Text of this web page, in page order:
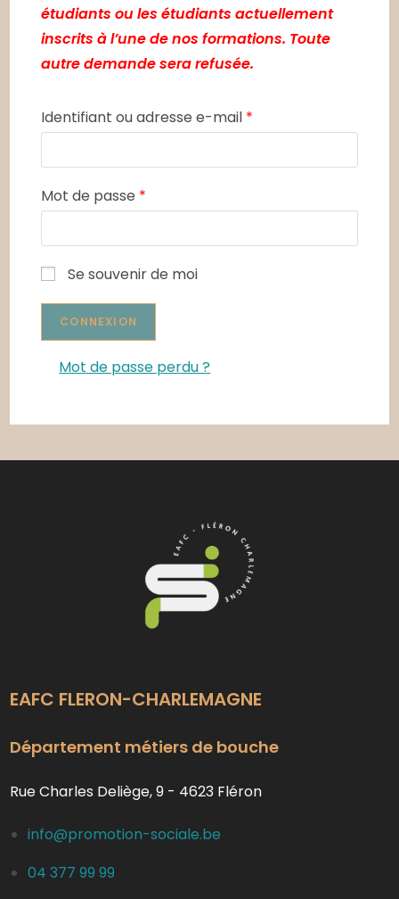
étudiants ou les étudiants actuellement
inscrits à l’une de nos formations. Toute
autre demande sera refusée.
Identifiant ou adresse e-mail *
Mot de passe *
Se souvenir de moi
Mot de passe perdu ?
EAFC FLERON-CHARLEMAGNE
Département métiers de bouche
Rue Charles Deliège, 9 - 4623 Fléron
info@promotion-sociale.be
04 377 99 99